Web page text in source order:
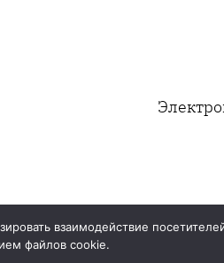
взаимодействие
файлов cookie.